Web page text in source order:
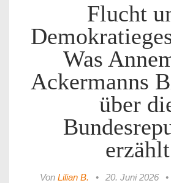
Flucht
Was
Ackermanns
über
erzählt
Von Lilian B. • 20. Juni 2026 •